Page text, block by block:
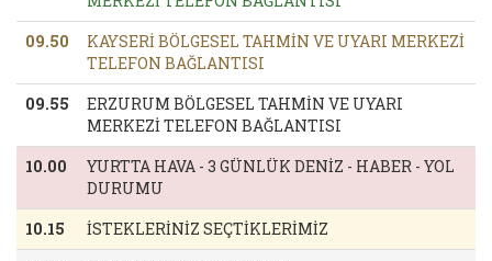
09.50
KAYSERİ BÖLGESEL TAHMİN VE UYARI MERKEZİ
TELEFON BAĞLANTISI
09.55
ERZURUM BÖLGESEL TAHMİN VE UYARI
MERKEZİ TELEFON BAĞLANTISI
10.00
YURTTA HAVA - 3 GÜNLÜK DENİZ - HABER - YOL
DURUMU
10.15
İSTEKLERİNİZ SEÇTİKLERİMİZ